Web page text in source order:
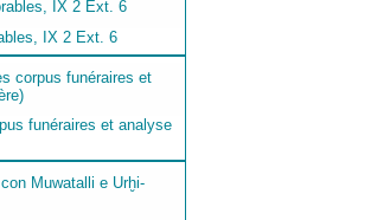
IX 2 Ext. 6
funéraires et analyse